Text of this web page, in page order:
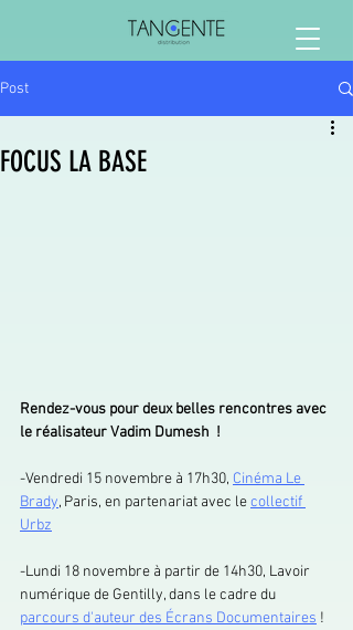
Post
FOCUS LA BASE
Rendez-vous pour deux belles rencontres avec
le réalisateur Vadim Dumesh  !
-Vendredi 15 novembre à 17h30, Cinéma Le
Brady, Paris, en partenariat avec le collectif
Urbz
-Lundi 18 novembre à partir de 14h30, Lavoir
numérique de Gentilly, dans le cadre du
parcours d'auteur des Écrans Documentaires !